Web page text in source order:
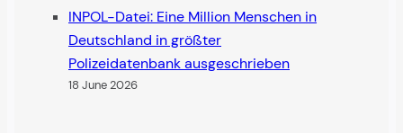
INPOL-Datei: Eine Million Menschen in
Deutschland in größter
Polizeidatenbank ausgeschrieben
18 June 2026